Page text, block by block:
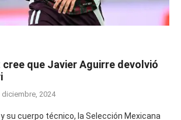
cree que Javier Aguirre devolvió
diciembre, 2024
su cuerpo técnico, la Selección Mexicana